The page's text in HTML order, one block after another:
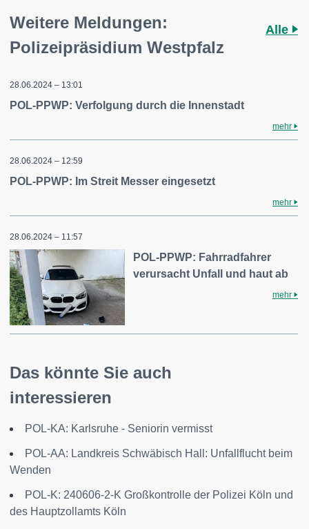
Weitere Meldungen:
Polizeipräsidium Westpfalz
Alle
28.06.2024 – 13:01
POL-PPWP: Verfolgung durch die Innenstadt
mehr
28.06.2024 – 12:59
POL-PPWP: Im Streit Messer eingesetzt
mehr
28.06.2024 – 11:57
POL-PPWP: Fahrradfahrer
verursacht Unfall und haut ab
mehr
Das könnte Sie auch
interessieren
POL-KA: Karlsruhe - Seniorin vermisst
POL-AA: Landkreis Schwäbisch Hall: Unfallflucht beim
Wenden
POL-K: 240606-2-K Großkontrolle der Polizei Köln und
des Hauptzollamts Köln